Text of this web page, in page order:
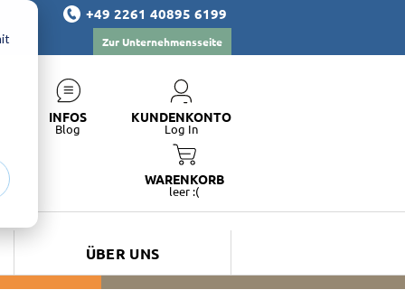
+49 2261 40895 6199
Zur Unternehmensseite
INFOS
Blog
KUNDENKONTO
Log In
WARENKORB
leer :(
ÜBER UNS